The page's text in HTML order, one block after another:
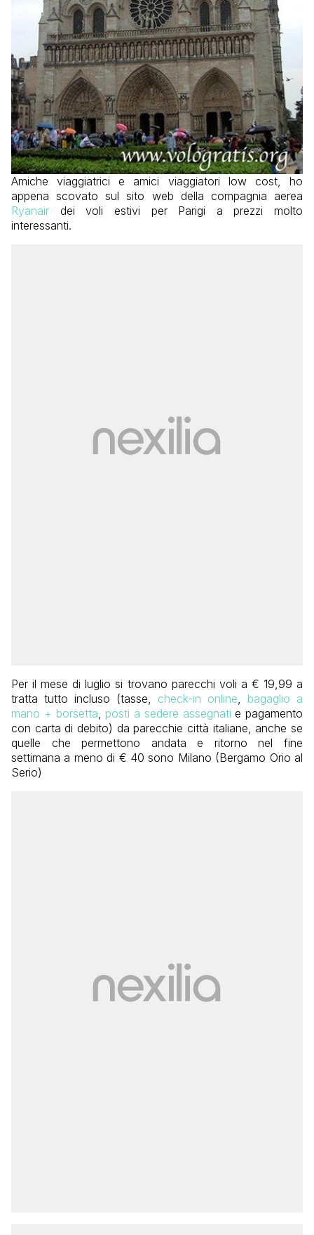
Amiche viaggiatrici e amici viaggiatori low cost, ho
appena scovato sul sito web della compagnia aerea
Ryanair dei voli estivi per Parigi a prezzi molto
interessanti.
Per il mese di luglio si trovano parecchi voli a € 19,99 a
tratta tutto incluso (tasse, check-in online, bagaglio a
mano + borsetta, posti a sedere assegnati e pagamento
con carta di debito) da parecchie città italiane, anche se
quelle che permettono andata e ritorno nel fine
settimana a meno di € 40 sono Milano (Bergamo Orio al
Serio)